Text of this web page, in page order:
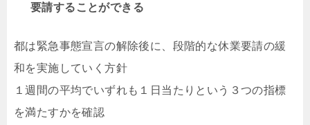
要請することができる
都は緊急事態宣言の解除後に、段階的な休業要請の緩
和を実施していく方針
１週間の平均でいずれも１日当たりという３つの指標
を満たすかを確認